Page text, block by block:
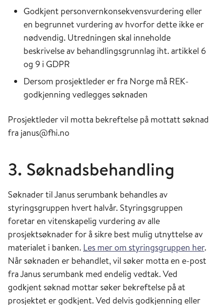
Godkjent personvernkonsekvensvurdering eller
en begrunnet vurdering av hvorfor dette ikke er
nødvendig. Utredningen skal inneholde
beskrivelse av behandlingsgrunnlag iht. artikkel 6
og 9 i GDPR
Dersom prosjektleder er fra Norge må REK-
godkjenning vedlegges søknaden
Prosjektleder vil motta bekreftelse på mottatt søknad
fra janus@fhi.no
3. Søknadsbehandling
Søknader til Janus serumbank behandles av
styringsgruppen hvert halvår. Styringsgruppen
foretar en vitenskapelig vurdering av alle
prosjektsøknader for å sikre best mulig utnyttelse av
materialet i banken. Les mer om styringsgruppen her.
Når søknaden er behandlet, vil søker motta en e-post
fra Janus serumbank med endelig vedtak. Ved
godkjent søknad mottar søker bekreftelse på at
prosjektet er godkjent. Ved delvis godkjenning eller